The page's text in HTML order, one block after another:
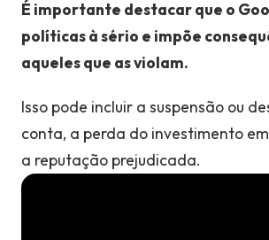
É importante destacar que o
políticas à sério e impõe
aqueles que as violam.
Isso pode incluir a suspensão ou
conta, a perda do investimento
a reputação prejudicada.